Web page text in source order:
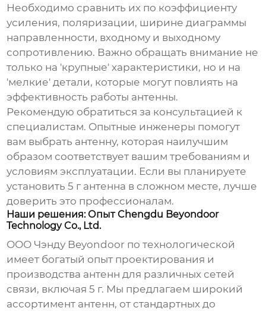
Необходимо сравнить их по коэффициенту
усиления, поляризации, ширине диаграммы
направленности, входному и выходному
сопротивлению. Важно обращать внимание не
только на 'крупные' характеристики, но и на
'мелкие' детали, которые могут повлиять на
эффективность работы антенны.
Рекомендую обратиться за консультацией к
специалистам. Опытные инженеры помогут
вам выбрать антенну, которая наилучшим
образом соответствует вашим требованиям и
условиям эксплуатации. Если вы планируете
установить5 г антенна в сложном месте, лучше
доверить это профессионалам.
Наши решения: Опыт Chengdu Beyondoor
Technology Co., Ltd.
ООО Чэнду Beyondoor по технологической
имеет богатый опыт проектирования и
производства антенн для различных сетей
связи, включая5 г. Мы предлагаем широкий
ассортимент антенн, от стандартных до